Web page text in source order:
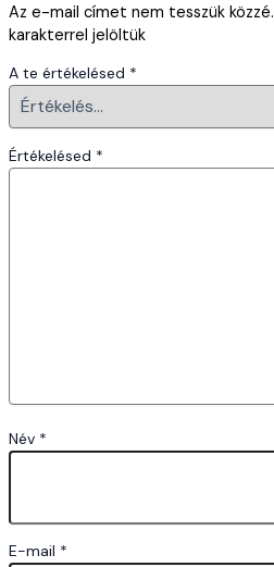
Az e-mail címet nem tesszük közzé.
karakterrel jelöltük
A te értékelésed *
Értékelésed *
Név *
E-mail *